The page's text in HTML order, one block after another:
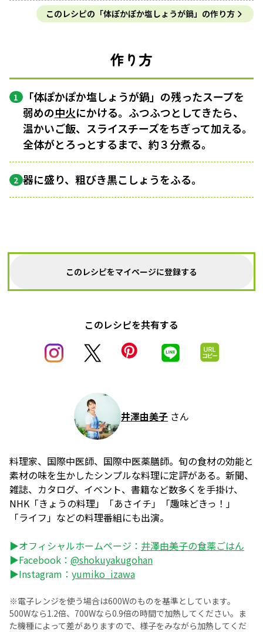
このレシピの「体ぽかぽか塩しょうが鍋」の作り方
作り方
1 「体ぽかぽか塩しょうが鍋」の残ったスープを
弱めの中火にかける。ふつふつとしてきたら、
温かいご飯、スライスチーズをちぎって加える。
全体がとろっとするまで、約３分煮る。
2 器に盛り、粗びき黒こしょうをふる。
このレシピをマイページに登録する
このレシピを共有する
井澤由美子 さん
料理家、国際中医師、国際中医薬膳師。旬の食材の効能と
素材の味を生かしたシンプルな料理に定評がある。新聞、
雑誌、カタログ、イベント、書籍など数多くを手掛け、
NHK「きょうの料理」「あさイチ」「趣味どきっ！」
「ライフ」などの料理番組にも出演。
▶オフィシャルホームページ： 井澤由美子の食薬ごはん
▶Facebook： @shokuyakugohan
▶Instagram： yumiko_izawa
※電子レンジを使う場合は600Wのものを基準としています。
500Wなら1.2倍、700Wなら0.9倍の時間で加熱してください。ま
た機種によって差がありますので、様子をみながら加熱してくだ